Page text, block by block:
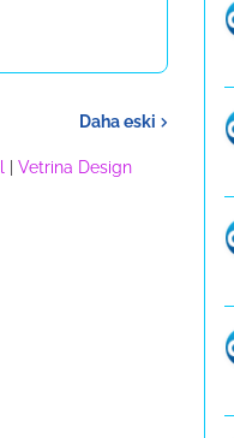
Daha eski
Vetrina Design